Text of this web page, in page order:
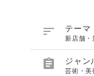
 テーマ
新店舗・
 ジャン
芸術・美